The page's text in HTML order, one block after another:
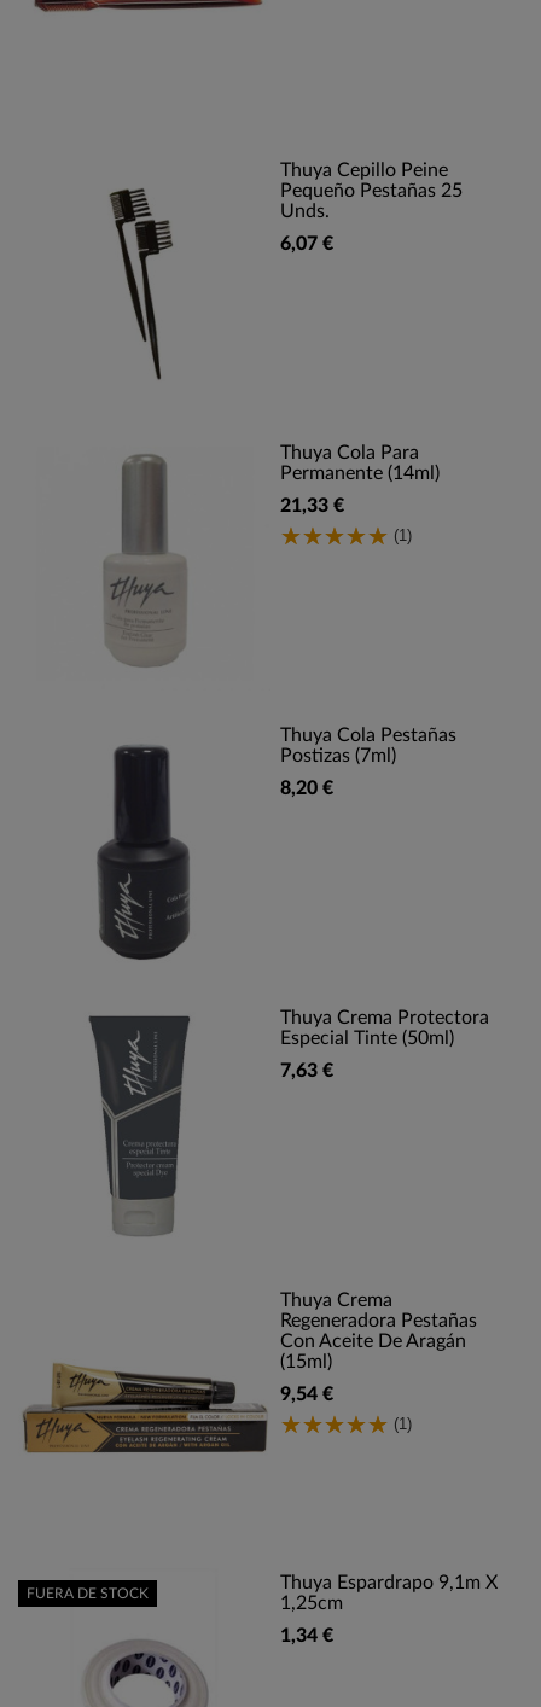
Thuya Cepillo Peine
Pequeño Pestañas 25
Unds.
6,07 €
Thuya Cola Para
Permanente (14ml)
21,33 €
(1)
Thuya Cola Pestañas
Postizas (7ml)
8,20 €
Thuya Crema Protectora
Especial Tinte (50ml)
7,63 €
Thuya Crema
Regeneradora Pestañas
Con Aceite De Aragán
(15ml)
9,54 €
(1)
Thuya Espardrapo 9,1m X
1,25cm
1,34 €
FUERA DE STOCK